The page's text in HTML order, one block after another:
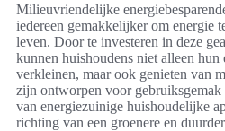
Milieuvriendelijke
iedereen gemakkelijker om energie
leven. Door te investeren in deze
kunnen huishoudens niet alleen
verkleinen, maar ook genieten van
zijn ontworpen voor
van energiezuinige huishoudelijke
richting van een groenere en